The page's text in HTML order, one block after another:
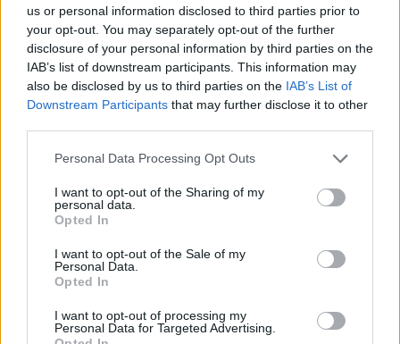
us or personal information disclosed to third parties prior to
your opt-out. You may separately opt-out of the further
disclosure of your personal information by third parties on the
IAB’s list of downstream participants. This information may
also be disclosed by us to third parties on the IAB’s List of
Downstream Participants that may further disclose it to other
Personal Data Processing Opt Outs
I want to opt-out of the Sharing of my
personal data.
Opted In
I want to opt-out of the Sale of my
Personal Data.
Opted In
I want to opt-out of processing my
Personal Data for Targeted Advertising.
εκφοβισμών, που θυμίζουν τις τραγικές δεκαετίες
του ’50 και του ’60, αποτελούν άμεσο κίνδυνο της
δημοκρατίας. Είμαστε ωστόσο εδώ εγγυητές να
διαφυλάξουμε τη δημοκρατική λειτουργία των
θεσμών και την αυτονομία της αυτοδιοίκησης στην
Περιφέρεια Πελοποννήσου».
ΑΥΤΟΔΙΟΙΚΗΣΗ